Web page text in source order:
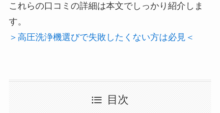
これらの口コミの詳細は本文でしっかり紹介しま
す。
＞高圧洗浄機選びで失敗したくない方は必見＜
目次